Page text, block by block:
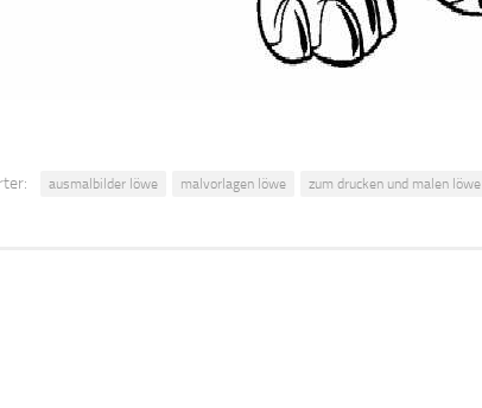
ausmalbilder löwe malvorlagen löwe zum drucken und malen löwe